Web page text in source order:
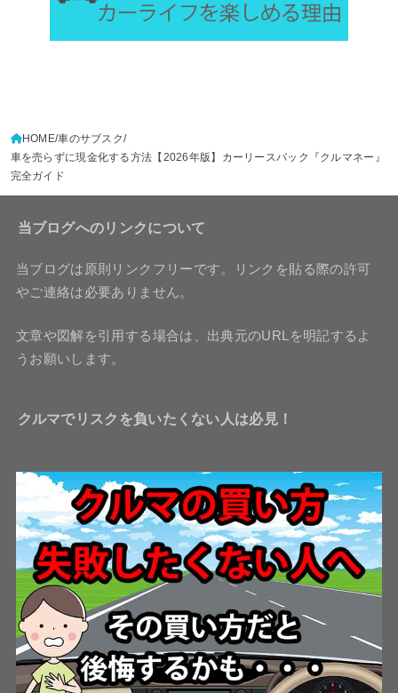
HOME 車のサブスク
車を売らずに現金化する方法【2026年版】カーリースバック『クルマネー』
完全ガイド
当ブログへのリンクについて
当ブログは原則リンクフリーです。リンクを貼る際の許可
やご連絡は必要ありません。
文章や図解を引用する場合は、出典元のURLを明記するよ
うお願いします。
クルマでリスクを負いたくない人は必見！